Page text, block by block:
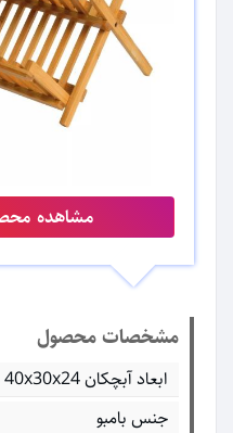
مشاهده
مشخصات محصول
ابعاد آبچکان 40x30x24 سانتی‌متر
جنس بامبو